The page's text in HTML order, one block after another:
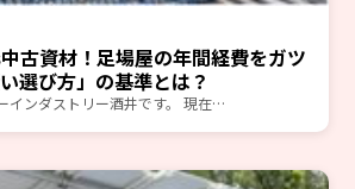
中古資材！足場屋の年間経費をガツ
選び方」の基準とは？
インダストリー酒井です。 現在…